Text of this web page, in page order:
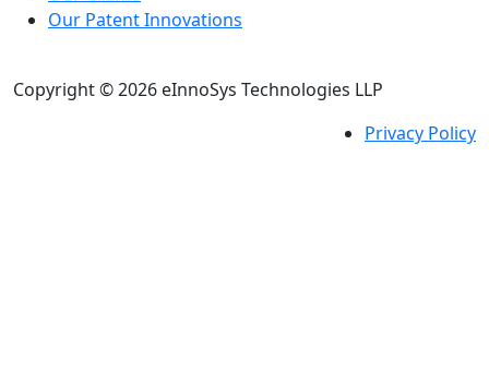
Our Patent Innovations
Copyright © 2026 eInnoSys Technologies LLP
Privacy Policy